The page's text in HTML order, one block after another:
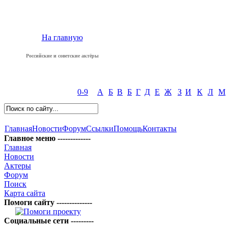
На главную
Российские и советские актёры
0-9 А Б В Б Г Д Е Ж З И К Л М
ГлавнаяНовостиФорумСсылкиПомощьКонтакты
Главное меню -------------
Главная
Новости
Актеры
Форум
Поиск
Карта сайта
Помоги сайту --------------
Социальные сети ---------